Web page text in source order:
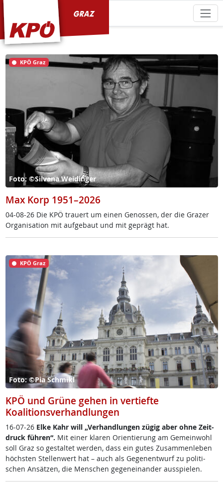
KPÖ Graz
Foto: ©Silvana Weidinger
Max Korp 1951–2026
04-08-26 Die KPÖ trau­ert um ei­nen Ge­nos­sen, der die Gra­zer
Or­ga­ni­sa­ti­on mit auf­ge­baut und mit ge­prägt hat.
KPÖ Graz
Foto: ©Pia Schmikl
KPÖ und Grüne gehen in vertiefte
Koalitionsverhandlungen
16-07-26 El­ke Kahr will „Ver­hand­lun­gen zü­g­ig aber oh­ne Zeit­
druck füh­r­en“. Mit ei­ner kla­ren Ori­en­tie­rung am Ge­mein­wohl
soll Graz so ge­stal­tet wer­den, dass ein gu­tes Zu­sam­men­le­ben
höchs­ten Stel­len­wert hat – auch als Ge­gen­ent­wurf zu po­li­ti­
schen An­sät­zen, die Men­schen ge­gen­ein­an­der aus­spie­len.